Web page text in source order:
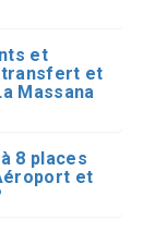
et
transfert et
Massana
8 places
et